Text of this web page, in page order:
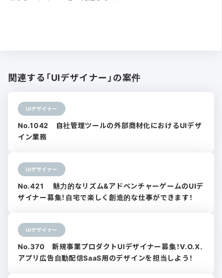
関連する「UIデザイナー」の案件
UIデザイナー
No.1042 自社管理ツールの外部商材化におけるUIデザ
イン業務
UIデザイナー
No.421 魅力的なリズム&アドベンチャーゲームのUIデ
ザイナー募集！自宅で楽しく創造的な仕事ができます！
UIデザイナー
No.370 新規事業プロダクトUIデザイナー募集！V.O.X.
アプリ広告自動配信SaaS用のデザインを担当しよう！